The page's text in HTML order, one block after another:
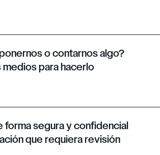
o contarnos algo?
medios para hacerlo
forma segura y confidencial
que requiera revisión